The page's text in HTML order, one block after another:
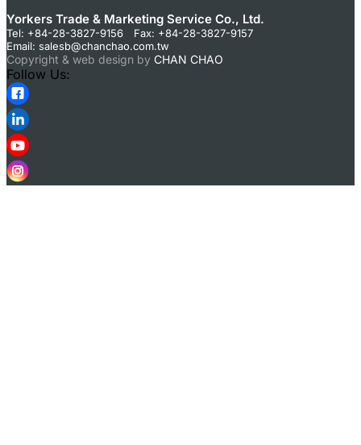
Yorkers Trade & Marketing Service Co., Ltd.
Tel: +84-28-3827-9156 Fax: +84-28-3827-9157
Email: salesb@chanchao.com.tw
Copyright & web design by CHAN CHAO
Follow Us: